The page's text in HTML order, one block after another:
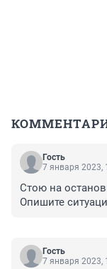
Гость
7 января 2023,
Стою на
Опишите
Гость
7 января 2023,